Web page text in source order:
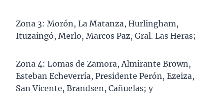
Zona 3: Morón, La Matanza, Hurlingham,
Ituzaingó, Merlo, Marcos Paz, Gral. Las Heras;
Zona 4: Lomas de Zamora, Almirante Brown,
Esteban Echeverría, Presidente Perón, Ezeiza,
San Vicente, Brandsen, Cañuelas; y